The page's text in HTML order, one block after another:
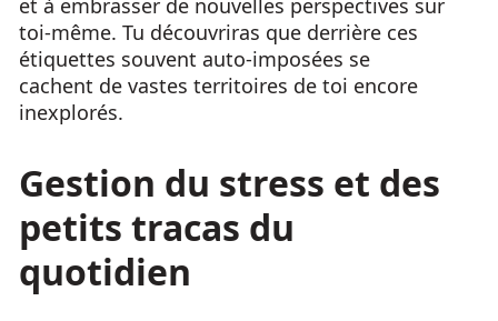
et à embrasser de nouvelles perspectives sur
toi-même. Tu découvriras que derrière ces
étiquettes souvent auto-imposées se
cachent de vastes territoires de toi encore
inexplorés.
Gestion du stress et des
petits tracas du
quotidien